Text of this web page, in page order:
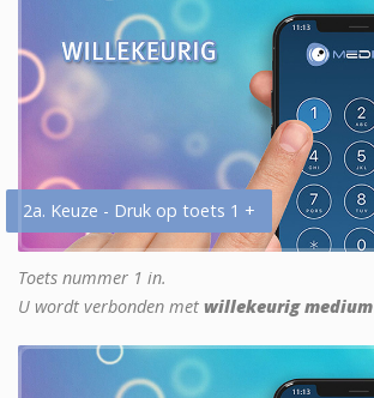
2a. Keuze - Druk op toets 1 +
Toets nummer 1 in.
U wordt verbonden met willekeurig medium